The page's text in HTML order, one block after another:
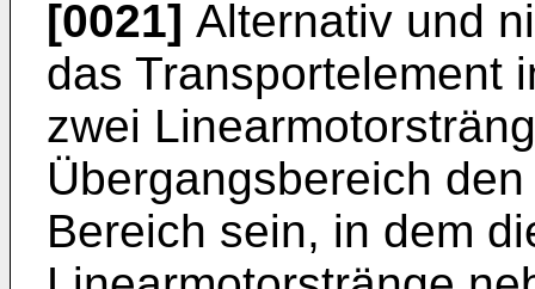
[0021] Alternativ und
das Transportelement
zwei
Übergangsbereich
Bereich sein, in dem